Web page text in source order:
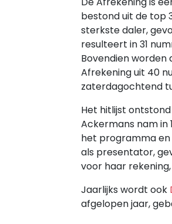
bestond uit de top
sterkste daler,
resulteert in 31
Bovendien
Afrekening uit 40
zaterdagochtend
Het hitlijst
Ackermans nam in
het programma en
als presentator,
voor haar
Jaarlijks wordt ook
afgelopen jaar,